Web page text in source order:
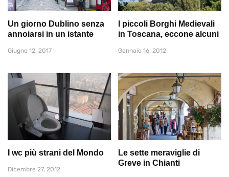
Un giorno Dublino senza
annoiarsi in un istante
Giugno 12, 2017
I piccoli Borghi Medievali
in Toscana, eccone alcuni
Gennaio 16, 2012
I wc più strani del Mondo
Dicembre 27, 2012
Le sette meraviglie di
Greve in Chianti